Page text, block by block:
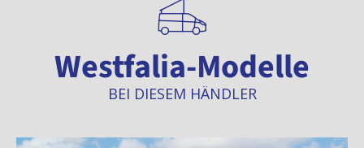
Westfalia-Modelle
BEI DIESEM HÄNDLER